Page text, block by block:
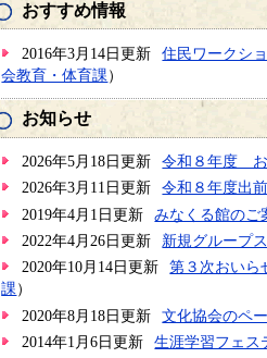
おすすめ情報
2016年3月14日更新 住民ワークシ
会教育・体育課）
お知らせ
2026年5月18日更新 令和８年度 お
2026年3月11日更新
令和８年度出
2019年4月1日更新
みなくる館のご
2022年4月26日更新
新規グループ
2020年10月14日更新
第３次おいら
課）
2020年8月18日更新
文化協会のペ
2014年1月6日更新
生涯学習フェス